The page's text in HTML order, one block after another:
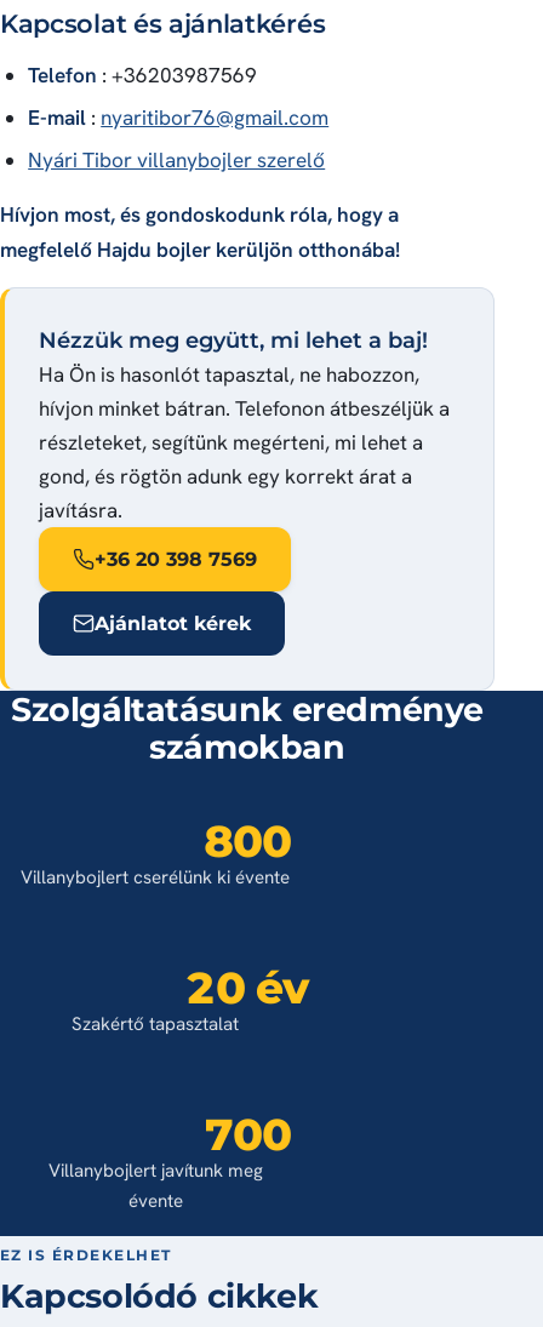
Kapcsolat és ajánlatkérés
Telefon : +36203987569
E-mail : nyaritibor76@gmail.com
Nyári Tibor villanybojler szerelő
Hívjon most, és gondoskodunk róla, hogy a
megfelelő Hajdu bojler kerüljön otthonába!
Nézzük meg együtt, mi lehet a baj!
Ha Ön is hasonlót tapasztal, ne habozzon,
hívjon minket bátran. Telefonon átbeszéljük a
részleteket, segítünk megérteni, mi lehet a
gond, és rögtön adunk egy korrekt árat a
javításra.
+36 20 398 7569
Ajánlatot kérek
Szolgáltatásunk eredménye
számokban
800
Villanybojlert cserélünk ki évente
20 év
Szakértő tapasztalat
700
Villanybojlert javítunk meg
évente
EZ IS ÉRDEKELHET
Kapcsolódó cikkek